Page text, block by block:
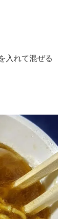
入れて混ぜる